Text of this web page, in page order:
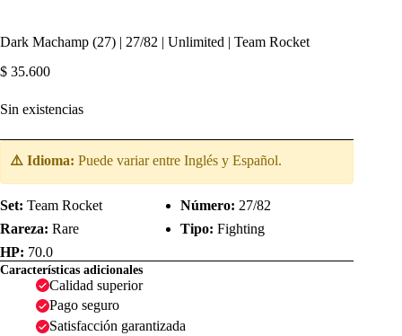
Dark Machamp (27) | 27/82 | Unlimited | Team Rocket
$ 35.600
Sin existencias
⚠️ Idioma: Puede variar entre Inglés y Español.
Set: Team Rocket Número: 27/82
Rareza: Rare Tipo: Fighting
HP: 70.0
Características adicionales
Calidad superior
Pago seguro
Satisfacción garantizada